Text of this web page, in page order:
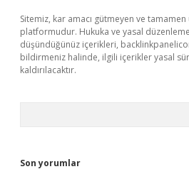
Sitemiz, kar amacı gütmeyen ve
platformudur. Hukuka ve yasal
düşündüğünüz içerikleri,
bildirmeniz halinde, ilgili içerikler yasal
kaldırılacaktır.
Son yorumlar